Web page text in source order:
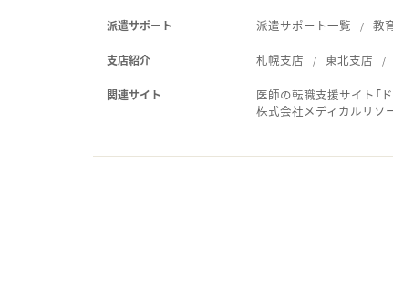
派遣サポート 派遣サポート一覧 教
支店紹介 札幌支店 東北支店
関連サイト 医師の転職支援サイト「
株式会社メディカルリソ